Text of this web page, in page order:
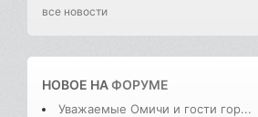
все новости
НОВОЕ НАФОРУМЕ
Уважаемые Омичи и гости гор...